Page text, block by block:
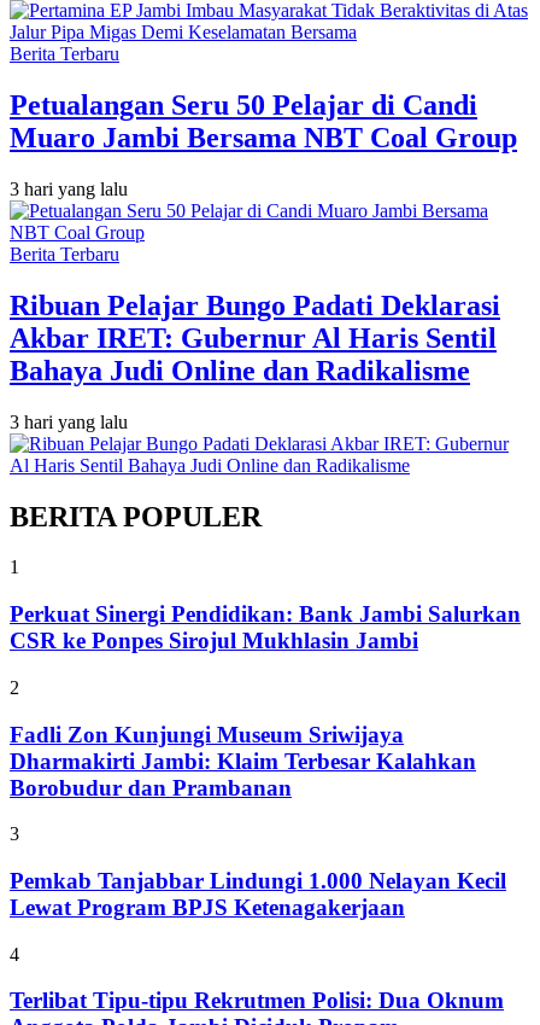
Berita Terbaru
Petualangan Seru 50 Pelajar di Candi
Muaro Jambi Bersama NBT Coal Group
3 hari yang lalu
Berita Terbaru
Ribuan Pelajar Bungo Padati Deklarasi
Akbar IRET: Gubernur Al Haris Sentil
Bahaya Judi Online dan Radikalisme
3 hari yang lalu
BERITA POPULER
1
Perkuat Sinergi Pendidikan: Bank Jambi Salurkan
CSR ke Ponpes Sirojul Mukhlasin Jambi
2
Fadli Zon Kunjungi Museum Sriwijaya
Dharmakirti Jambi: Klaim Terbesar Kalahkan
Borobudur dan Prambanan
3
Pemkab Tanjabbar Lindungi 1.000 Nelayan Kecil
Lewat Program BPJS Ketenagakerjaan
4
Terlibat Tipu-tipu Rekrutmen Polisi: Dua Oknum